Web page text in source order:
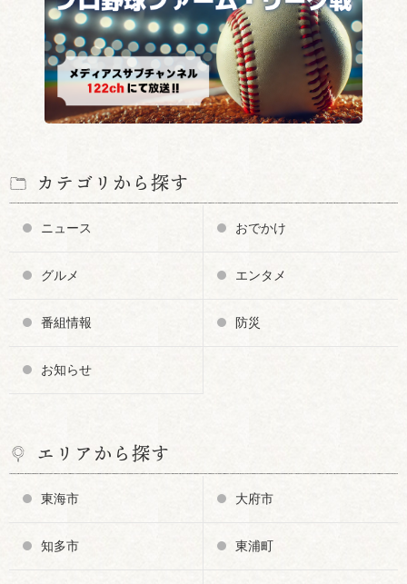
カテゴリから探す
ニュース おでかけ
グルメ エンタメ
番組情報 防災
お知らせ
エリアから探す
東海市 大府市
知多市 東浦町